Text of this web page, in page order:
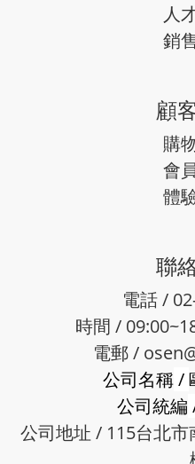
人
銷
顧
購
會
體
聯
電話 /
時間 /
電郵 /
公司名稱/
公司統編
公司地址 / 115台北